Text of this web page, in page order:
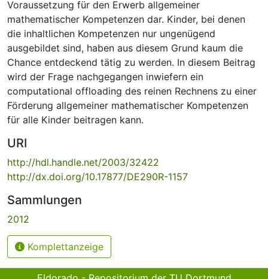
Voraussetzung für den Erwerb allgemeiner
mathematischer Kompetenzen dar. Kinder, bei denen
die inhaltlichen Kompetenzen nur ungenügend
ausgebildet sind, haben aus diesem Grund kaum die
Chance entdeckend tätig zu werden. In diesem Beitrag
wird der Frage nachgegangen inwiefern ein
computational offloading des reinen Rechnens zu einer
Förderung allgemeiner mathematischer Kompetenzen
für alle Kinder beitragen kann.
URI
http://hdl.handle.net/2003/32422
http://dx.doi.org/10.17877/DE290R-1157
Sammlungen
2012
Komplettanzeige